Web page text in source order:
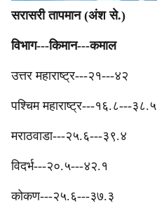
सरासरी तापमान (अंश से.)
‎विभाग---किमान---कमाल
‎उत्तर महाराष्ट्र---२१---४२
‎पश्‍चिम महाराष्ट्र---१६.८---३८.५
मराठवाडा---२५.६---३९.४
‎विदर्भ---२०.५---४२.१
‎कोकण---२५.६---३७.३